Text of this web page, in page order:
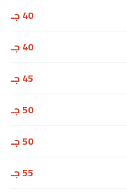
40 جـ
40 جـ
45 جـ
50 جـ
50 جـ
55 جـ